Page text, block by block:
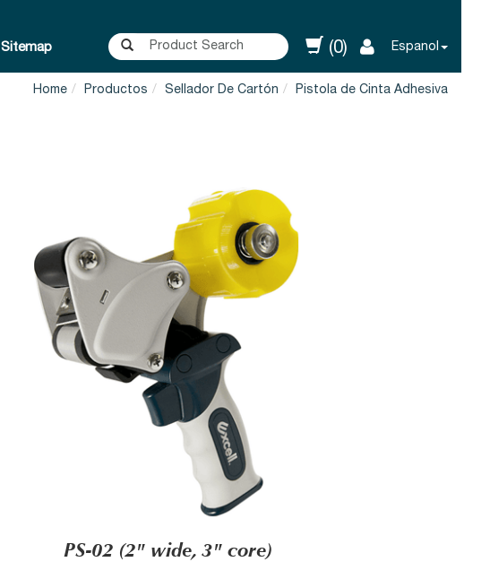
Sitemap (0) Espanol
Home Productos Sellador De Cartón Pistola de Cinta Adhesiva
PS-02 (2" wide, 3" core)